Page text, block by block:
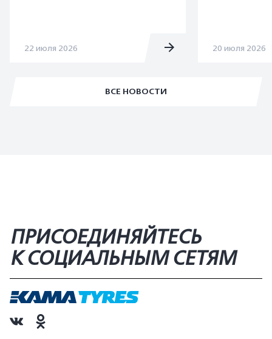
ВСЕ НОВОСТИ
22 июля 2026 20 июля 2026
ПРИСОЕДИНЯЙТЕСЬ
К СОЦИАЛЬНЫМ СЕТЯМ